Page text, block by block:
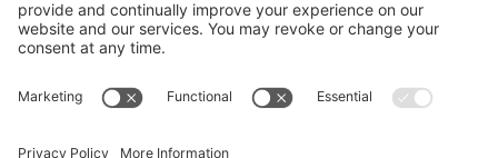
Subscribe to my newsletter
Subscribe to my newsletter